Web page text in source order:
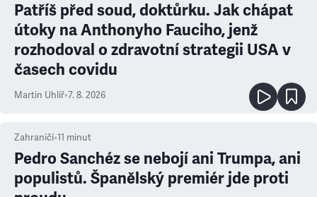
Patříš před soud, doktůrku. Jak chápat
útoky na Anthonyho Fauciho, jenž
rozhodoval o zdravotní strategii USA v
časech covidu
Martin Uhlíř•7. 8. 2026
Zahraničí•11 minut
Pedro Sanchéz se nebojí ani Trumpa, ani
populistů. Španělský premiér jde proti